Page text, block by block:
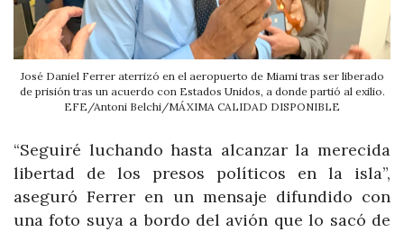
José Daniel Ferrer aterrizó en el aeropuerto de Miami tras ser liberado
de prisión tras un acuerdo con Estados Unidos, a donde partió al exilio.
EFE/Antoni Belchi/MÁXIMA CALIDAD DISPONIBLE
“Seguiré luchando hasta alcanzar la merecida
libertad de los presos políticos en la isla”,
aseguró Ferrer en un mensaje difundido con
una foto suya a bordo del avión que lo sacó de